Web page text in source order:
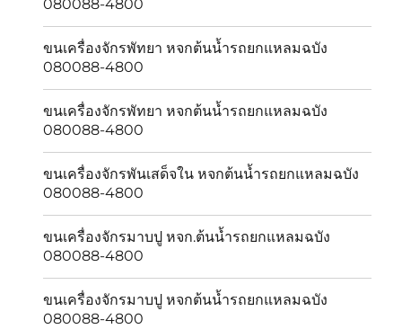
080088-4800
ขนเครื่องจักรพัทยา หจกต้นน้ำรถยกแหลมฉบัง
080088-4800
ขนเครื่องจักรพัทยา หจกต้นน้ำรถยกแหลมฉบัง
080088-4800
ขนเครื่องจักรพันเสด็จใน หจกต้นน้ำรถยกแหลมฉบัง
080088-4800
ขนเครื่องจักรมาบปู หจก.ต้นน้ำรถยกแหลมฉบัง
080088-4800
ขนเครื่องจักรมาบปู หจกต้นน้ำรถยกแหลมฉบัง
080088-4800